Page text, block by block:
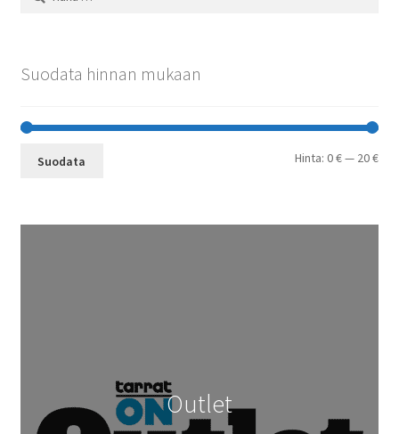
Suodata hinnan mukaan
Suodata Hinta:0 €— 20 €
Outlet